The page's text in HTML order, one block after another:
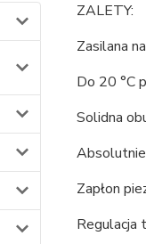
ZALETY:
Zasilana
Do 20 °C
Solidna
Absolutnie
Zapłon
Regulacja